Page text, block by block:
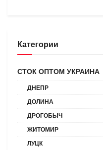
Категории
СТОК ОПТОМ УКРАИНА
ДНЕПР
ДОЛИНА
ДРОГОБЫЧ
ЖИТОМИР
ЛУЦК